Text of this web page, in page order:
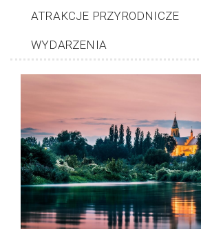
ATRAKCJE PRZYRODNICZE
WYDARZENIA